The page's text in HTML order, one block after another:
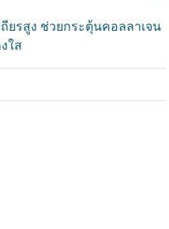
ยรสูง ช่วยกระตุ้นคอลลาเจน
ใส